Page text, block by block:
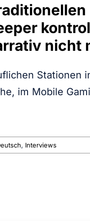
nicht
Stationen
im Mobile
, Interviews